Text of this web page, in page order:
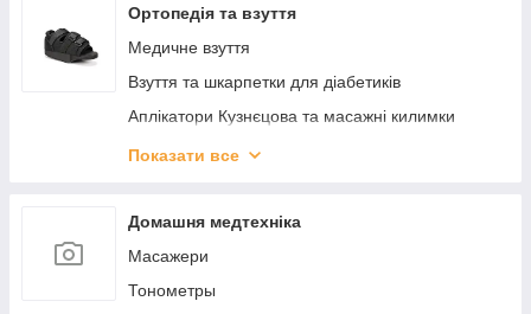
КОСМІТИЧНІ БАЛЬЗАМІ
ЗДОРОВ'Я
Ортопедія та взуття
Медичне взуття
Взуття та шкарпетки для діабетиків
Аплікатори Кузнєцова та масажні килимки
Вальгусні шини, міжпальцеві перегородки
Ортопедичне взуття для дітей
Подушки ортопедичні
Устілки та підп'ятки
Показати все
Домашня медтехніка
Масажери
Тонометры